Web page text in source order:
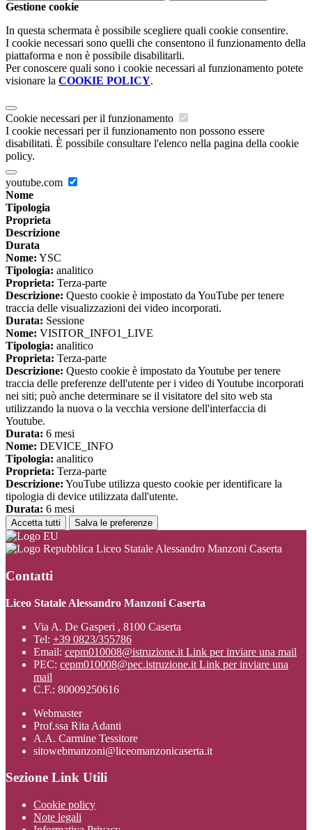
Gestione cookie
In questa schermata è possibile scegliere quali cookie consentire.
I cookie necessari sono quelli che consentono il funzionamento della
piattaforma e non è possibile disabilitarli.
Per conoscere quali sono i cookie necessari al funzionamento potete
visionare la COOKIE POLICY.
Cookie necessari per il funzionamento
I cookie necessari per il funzionamento non possono essere
disabilitati. È possibile consultare l'elenco nella pagina della cookie
policy.
youtube.com
Nome
Tipologia
Proprieta
Descrizione
Durata
Nome: YSC
Tipologia: analitico
Proprieta: Terza-parte
Descrizione: Questo cookie è impostato da YouTube per tenere
traccia delle visualizzazioni dei video incorporati.
Durata: Sessione
Nome: VISITOR_INFO1_LIVE
Tipologia: analitico
Proprieta: Terza-parte
Descrizione: Questo cookie è impostato da Youtube per tenere
traccia delle preferenze dell'utente per i video di Youtube incorporati
nei siti; può anche determinare se il visitatore del sito web sta
utilizzando la nuova o la vecchia versione dell'interfaccia di
Youtube.
Durata: 6 mesi
Nome: DEVICE_INFO
Tipologia: analitico
Proprieta: Terza-parte
Descrizione: YouTube utilizza questo cookie per identificare la
tipologia di device utilizzata dall'utente.
Durata: 6 mesi
Accetta tutti Salva le preferenze
Liceo Statale Alessandro Manzoni Caserta
Contatti
Liceo Statale Alessandro Manzoni Caserta
Via A. De Gasperi , 8100 Caserta
Tel: +39 0823/355786
Email: cepm010008@istruzione.it Link per inviare una mail
PEC: cepm010008@pec.istruzione.it Link per inviare una
mail
C.F.: 80009250616
Webmaster
Prof.ssa Rita Adanti
A.A. Carmine Tessitore
sitowebmanzoni@liceomanzonicaserta.it
Sezione Link Utili
Cookie policy
Note legali